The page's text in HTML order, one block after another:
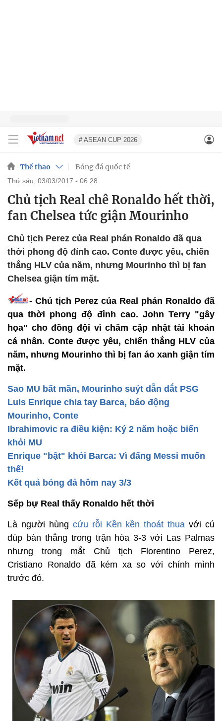
# ASEAN CUP 2026
Thể thao Bóng đá quốc tế
thứ sáu, 03/03/2017 - 06:28
Chủ tịch Real chê Ronaldo hết thời,
fan Chelsea tức giận Mourinho
Chủ tịch Perez của Real phán Ronaldo đã qua
thời phong độ đỉnh cao. Conte được yêu, chiến
thắng HLV của năm, nhưng Mourinho thì bị fan
Chelsea giận tím mặt.
- Chủ tịch Perez của Real phán Ronaldo đã
qua thời phong độ đỉnh cao. John Terry "gây
họa" cho đồng đội vì chăm cập nhật tài khoản
cá nhân. Conte được yêu, chiến thắng HLV của
năm, nhưng Mourinho thì bị fan áo xanh giận tím
mặt.
Sao MU bất mãn, Mourinho suýt dẫn dắt PSG
Luis Enrique chia tay Barca, báo động
Mourinho, Conte
Ibrahimovic ra điều kiện: Ký 2 năm hoặc biến
khỏi MU
Enrique "bật" khỏi Barca: Vì đấng Messi muốn
thế!
Kết quả bóng đá hôm nay 3/3
Sếp bự Real thấy Ronaldo hết thời
Là người hùng cứu rỗi Kền kền thoát thua với cú
đúp bàn thắng trong trận hòa 3-3 với Las Palmas
nhưng trong mắt Chủ tịch Florentino Perez,
Cristiano Ronaldo đã kém xa so với chính mình
trước đó.